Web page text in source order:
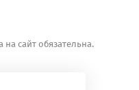
сайт обязательна.